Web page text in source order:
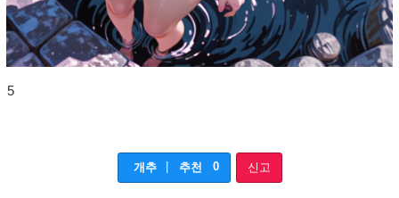
5
개추 추천 0 신고